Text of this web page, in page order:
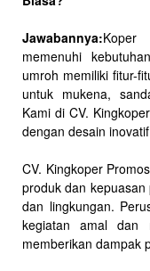
Jawabannya:
memenuhi
umroh memiliki fitur-
untuk mukena,
Kami di CV.
dengan desain
CV. Kingkoper
produk dan
dan lingkungan.
kegiatan amal dan
memberikan dampak